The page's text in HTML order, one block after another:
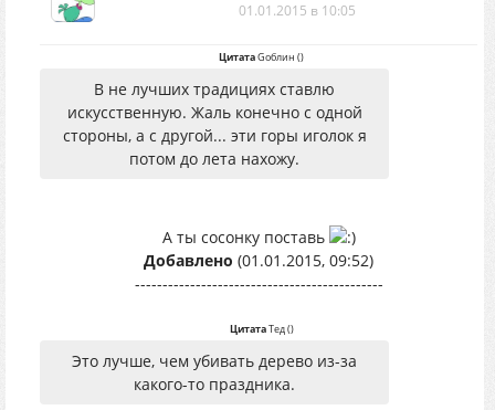
01.01.2015 в 10:05
ЦитатаGоблин ()
В не лучших традициях ставлю
искусственную. Жаль конечно с одной
стороны, а с другой... эти горы иголок я
потом до лета нахожу.
А ты сосонку поставь
Добавлено (01.01.2015, 09:52)
---------------------------------------------
ЦитатаТед()
Это лучше, чем убивать дерево из-за
какого-то праздника.